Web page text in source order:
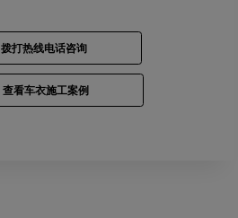
拨打热线电话咨询
查看车衣施工案例